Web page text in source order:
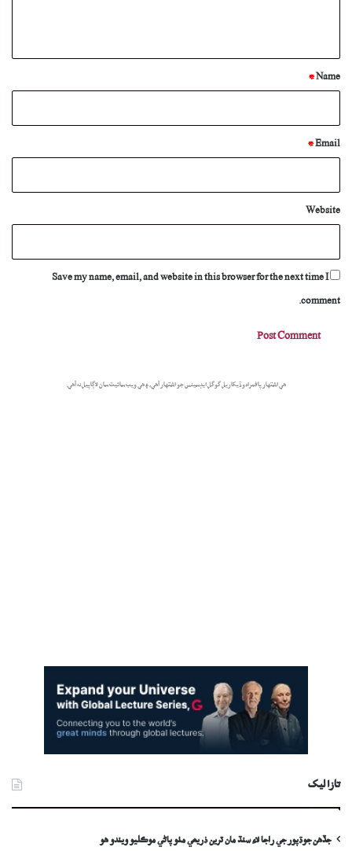
*
Name
*
Email
*
Website
Save my name, email, and website in this browser for the next time I
comment.
هي اشتهار پاڻمرادو ڏيکاريل گوگل ايڊسينس جو اشتهار آهي، ۽ هي ويب سائيٽ سان لاڳاپيل نه آهي.
تازا ليک
جڏهن جوڌپور جي راجا لاءِ سنڌ مان ٽرين ذريعي مٺو پاڻي موڪليو ويندو ھو